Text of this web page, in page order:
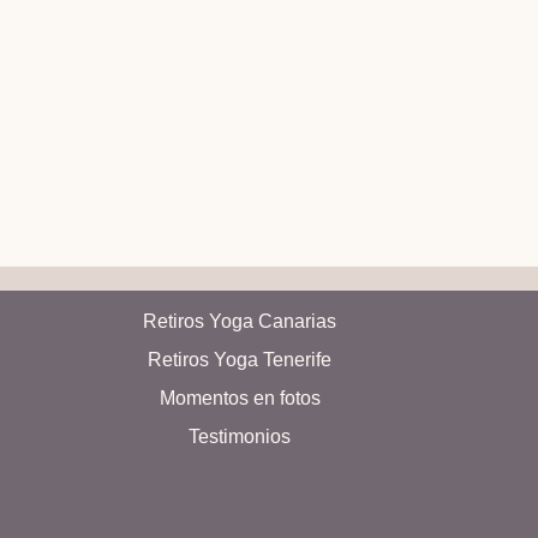
Retiros Yoga Canarias
Retiros Yoga Tenerife
Momentos en fotos
Testimonios